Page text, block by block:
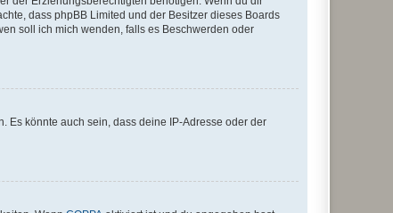
dass phpBB Limited und der Besitzer dieses Boards
soll ich mich wenden, falls es Beschwerden oder
Es könnte auch sein, dass deine IP-Adresse oder der